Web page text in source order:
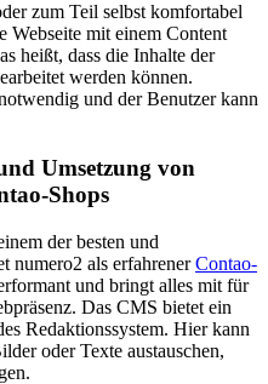
zum Teil selbst komfortabel
Webseite mit einem Content
heißt, dass die Inhalte der
werden können.
und der Benutzer kann
Umsetzung von
Shops
der besten und
numero2 als erfahrenerContao-
und bringt alles mit für
Das CMS bietet ein
Redaktionssystem. Hier kann
oder Texte austauschen,